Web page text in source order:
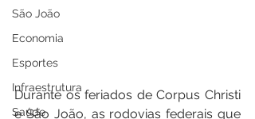
São João
Economia
Esportes
Infraestrutura
Saúde
Durante os feriados de Corpus Christi
e São João, as rodovias federais que